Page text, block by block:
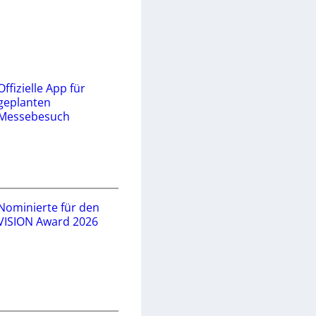
App für
für den
Award 2026